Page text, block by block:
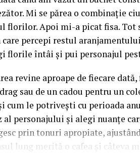
Mi se părea o combinație
florilor. Apoi mi-a picat fisa. Tot
percepi restul
florile întâi și pui personajul
revine aproape de fiecare
sau de un cadou pentru un
cum le potrivești cu perioada
al personajului și alegi nuanțe
prin tonuri apropiate,
lung merită o cafea și câteva